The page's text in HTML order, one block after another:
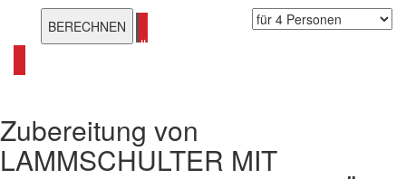
alle Osterrezepte ansehen
Zubereitung von
LAMMSCHULTER MIT